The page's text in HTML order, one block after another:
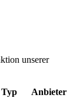
unserer
Typ Anbieter